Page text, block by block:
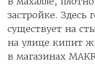
застройке. Здесь
существует на
на улице кипит
в магазинах